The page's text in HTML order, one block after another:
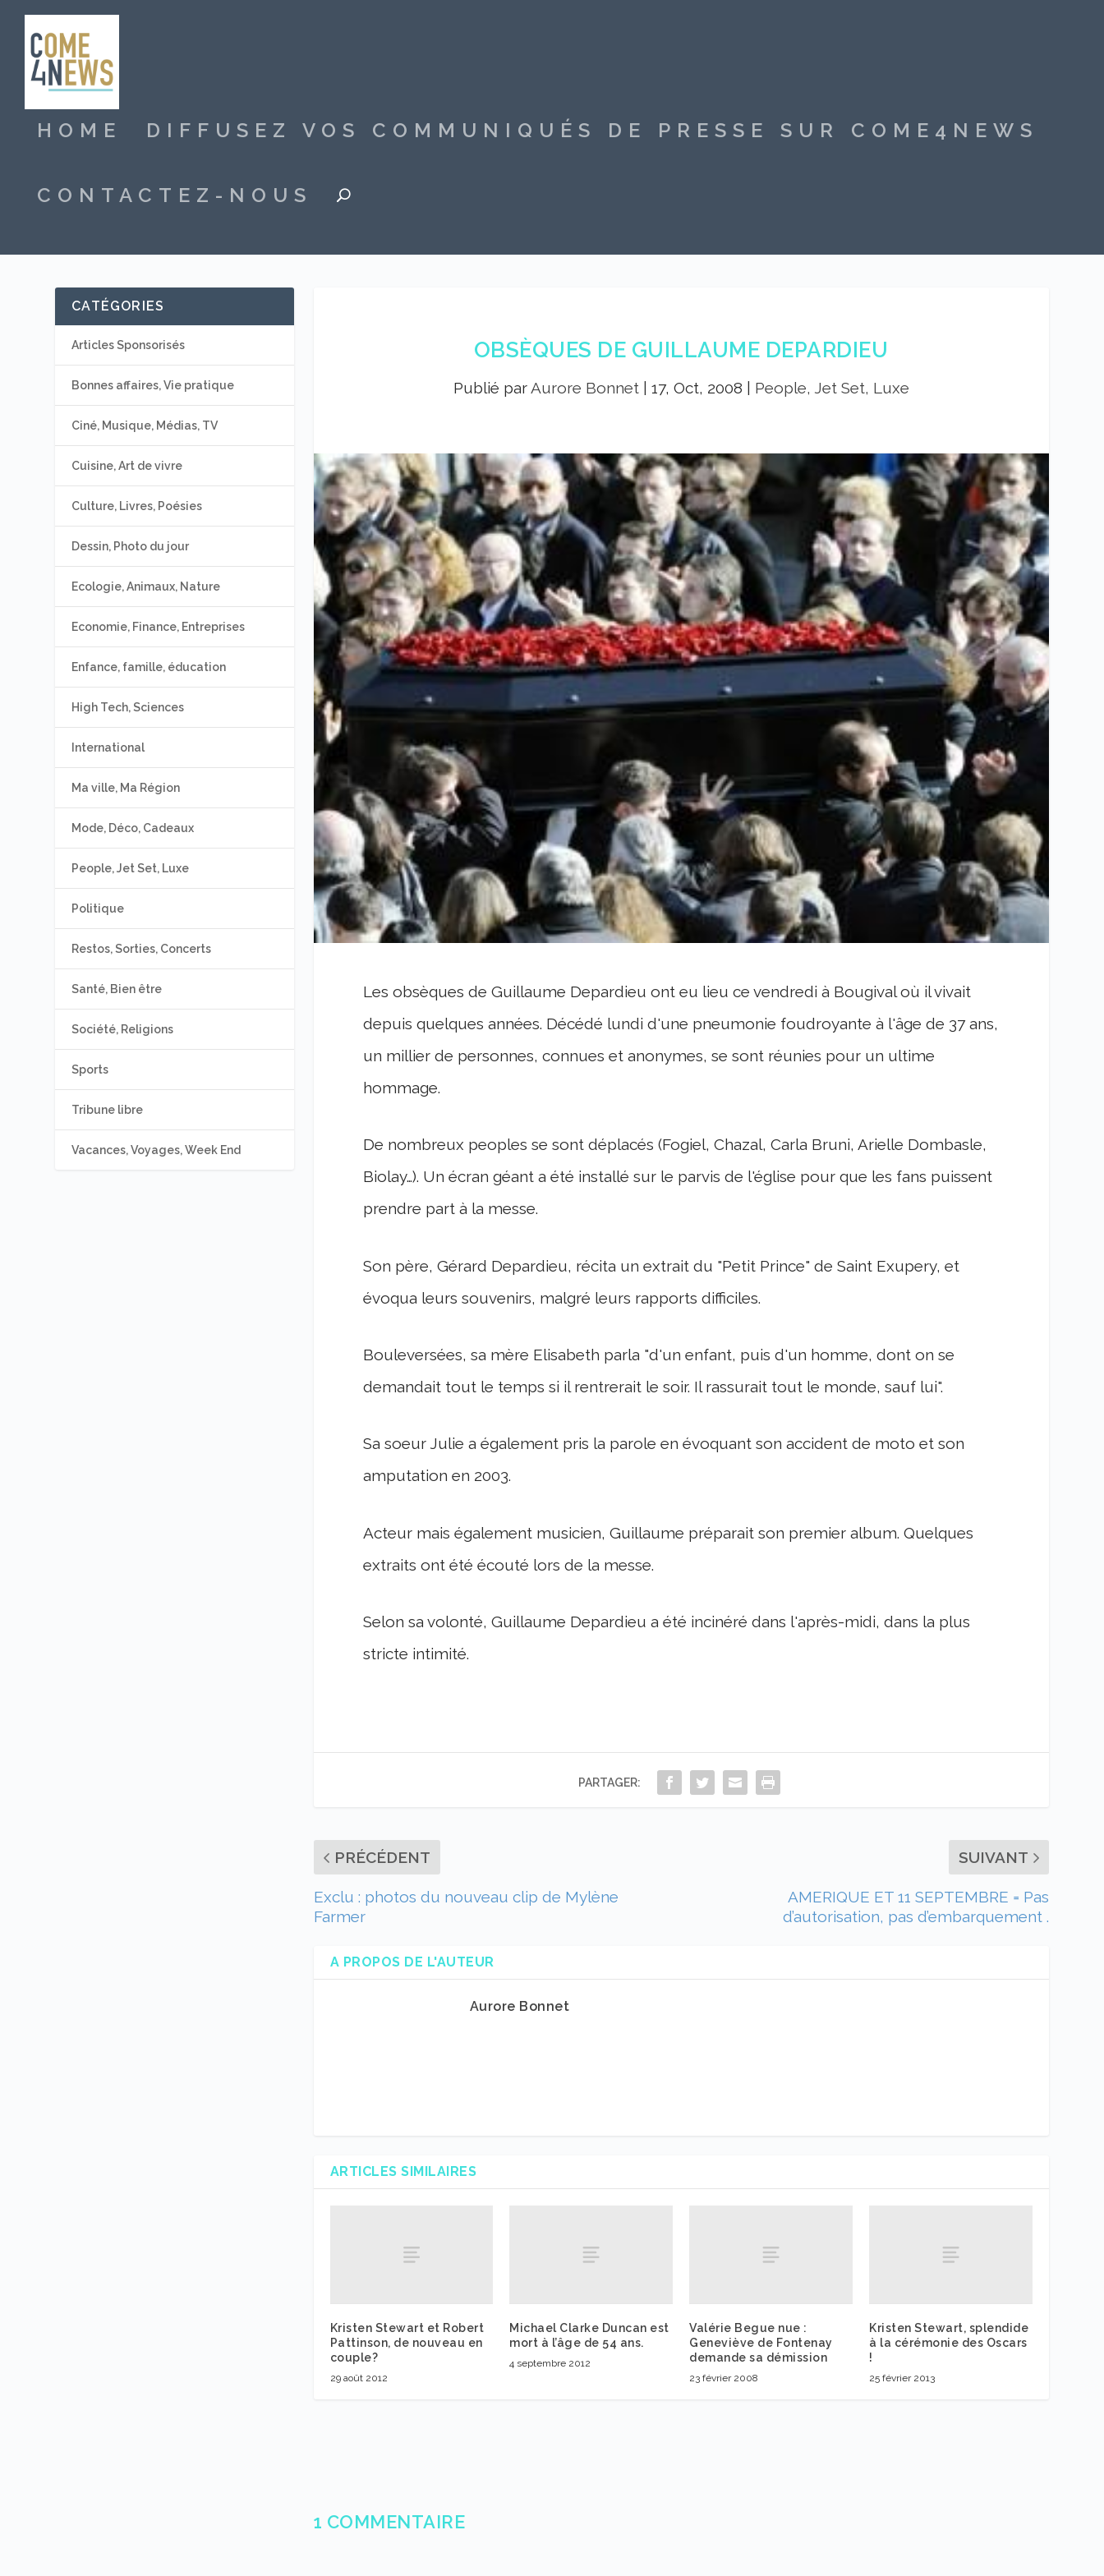
HOME DIFFUSEZ VOS COMMUNIQUÉS DE PRESSE SUR COME4NEWS
CONTACTEZ-NOUS
OBSÈQUES DE GUILLAUME DEPARDIEU
Publié parAurore Bonnet| 17, Oct, 2008 People, Jet Set, Luxe
Les obsèques de Guillaume Depardieu ont eu lieu ce vendredi à Bougival où il vivait
depuis quelques années. Décédé lundi d'une pneumonie foudroyante à l'âge de 37 ans,
un millier de personnes, connues et anonymes, se sont réunies pour un ultime
hommage.
De nombreux peoples se sont déplacés (Fogiel, Chazal, Carla Bruni, Arielle Dombasle,
Biolay…). Un écran géant a été installé sur le parvis de l'église pour que les fans puissent
prendre part à la messe.
Son père, Gérard Depardieu, récita un extrait du "Petit Prince" de Saint Exupery, et
évoqua leurs souvenirs, malgré leurs rapports difficiles.
Bouleversées, sa mère Elisabeth parla "d'un enfant, puis d'un homme, dont on se
demandait tout le temps si il rentrerait le soir. Il rassurait tout le monde, sauf lui".
Sa soeur Julie a également pris la parole en évoquant son accident de moto et son
amputation en 2003.
Acteur mais également musicien, Guillaume préparait son premier album. Quelques
extraits ont été écouté lors de la messe.
Selon sa volonté, Guillaume Depardieu a été incinéré dans l'après-midi, dans la plus
stricte intimité.
PARTAGER:
PRÉCÉDENT
Exclu : photos du nouveau clip de Mylène
Farmer
SUIVANT
AMERIQUE ET 11 SEPTEMBRE = Pas
d’autorisation, pas d’embarquement .
A PROPOS DE L'AUTEUR
Aurore Bonnet
ARTICLES SIMILAIRES
Kristen Stewart et Robert
Pattinson, de nouveau en
couple?
29 août 2012
Michael Clarke Duncan est
mort à l’âge de 54 ans.
4 septembre 2012
Valérie Begue nue :
Geneviève de Fontenay
demande sa démission
23 février 2008
Kristen Stewart, splendide
à la cérémonie des Oscars
!
25 février 2013
1 COMMENTAIRE
CATÉGORIES
Articles Sponsorisés
Bonnes affaires, Vie pratique
Ciné, Musique, Médias, TV
Cuisine, Art de vivre
Culture, Livres, Poésies
Dessin, Photo du jour
Ecologie, Animaux, Nature
Economie, Finance, Entreprises
Enfance, famille, éducation
High Tech, Sciences
International
Ma ville, Ma Région
Mode, Déco, Cadeaux
People, Jet Set, Luxe
Politique
Restos, Sorties, Concerts
Santé, Bien être
Société, Religions
Sports
Tribune libre
Vacances, Voyages, Week End